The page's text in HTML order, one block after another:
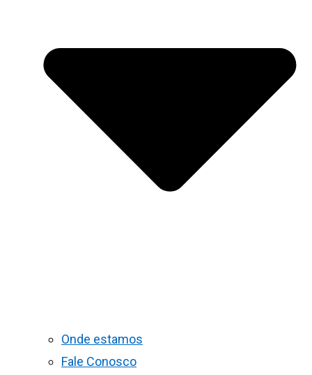
Onde estamos
Fale Conosco